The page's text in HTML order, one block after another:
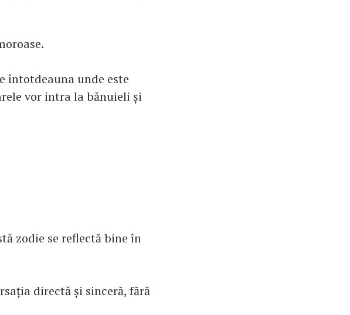
întotdeauna unde este
vor intra la bănuieli și
zodie se reflectă bine în
directă și sinceră, fără